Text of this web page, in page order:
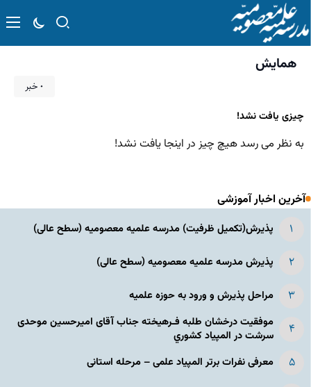
همایش
۰ خبر
چیزی یافت نشد!
به نظر می رسد هیچ چیز در اینجا یافت نشد!
آخرین اخبار آموزشی
پذیرش(تکمیل ظرفیت) مدرسه علمیه معصومیه‌ (سطح عالی)
پذیرش مدرسه علمیه معصومیه‌ (سطح عالی)
مراحل پذیرش و ورود به حوزه علمیه
موفقیت درخشان طلبه فـرهیخته جناب آقای امیرحسین موحدی
سرشت در المپياد كشوري
معرفی نفرات برتر المپیاد علمی – مرحله استانی